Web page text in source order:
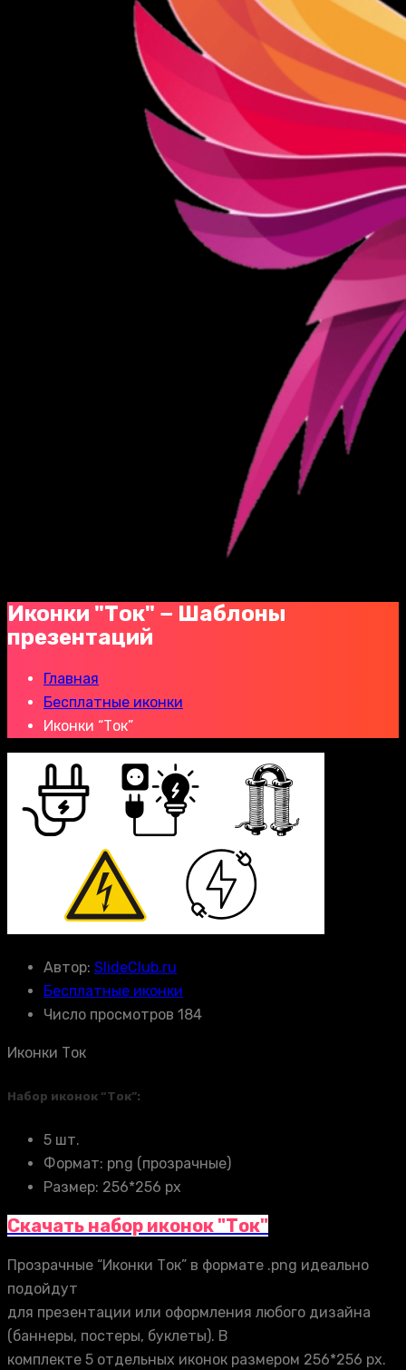
Иконки "Ток" − Шаблоны
презентаций
Главная
Бесплатные иконки
Иконки “Ток”
Автор: SlideClub.ru
Бесплатные иконки
Число просмотров 184
Иконки Ток
Набор иконок “Ток”:
5 шт.
Формат: png (прозрачные)
Размер: 256*256 px
Скачать набор иконок "Ток"
Прозрачные “Иконки Ток” в формате .png идеально
подойдут
для презентации или оформления любого дизайна
(баннеры, постеры, буклеты). В
комплекте 5 отдельных иконок размером 256*256 px.